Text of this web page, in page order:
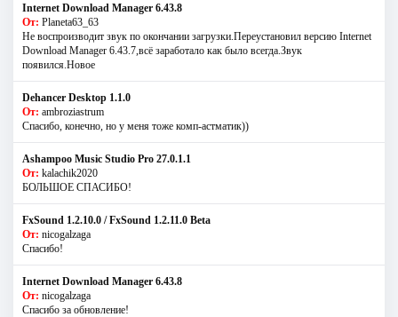
Internet Download Manager 6.43.8
От: Planeta63_63
Не воспроизводит звук по окончании загрузки.Переустановил версию Internet
Download Manager 6.43.7,всё заработало как было всегда.Звук
появился.Новое
Dehancer Desktop 1.1.0
От: ambroziastrum
Спасибо, конечно, но у меня тоже комп-астматик))
Ashampoo Music Studio Pro 27.0.1.1
От: kalachik2020
БОЛЬШОЕ СПАСИБО!
FxSound 1.2.10.0 / FxSound 1.2.11.0 Beta
От: nicogalzaga
Спасибо!
Internet Download Manager 6.43.8
От: nicogalzaga
Спасибо за обновление!